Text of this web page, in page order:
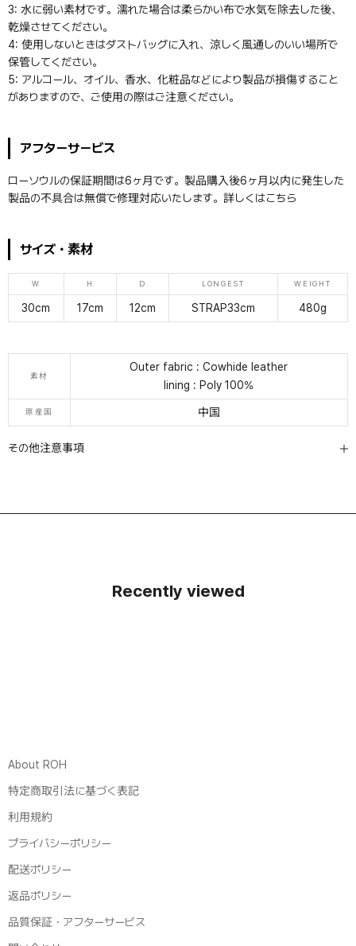
3: 水に弱い素材です。濡れた場合は柔らかい布で水気を除去した後、
乾燥させてください。
4: 使用しないときはダストバッグに入れ、涼しく風通しのいい場所で
保管してください。
5: アルコール、オイル、香水、化粧品などにより製品が損傷すること
がありますので、ご使用の際はご注意ください。
アフターサービス
ローソウルの保証期間は6ヶ月です。製品購入後6ヶ月以内に発生した
製品の不具合は無償で修理対応いたします。詳しくはこちら
サイズ・素材
W H D LONGEST WEIGHT
30cm 17cm 12cm STRAP33cm 480g
素材
Outer fabric : Cowhide leather
lining : Poly 100%
原産国 中国
その他注意事項
Recently viewed
About ROH
特定商取引法に基づく表記
利用規約
プライバシーポリシー
配送ポリシー
返品ポリシー
品質保証・アフターサービス